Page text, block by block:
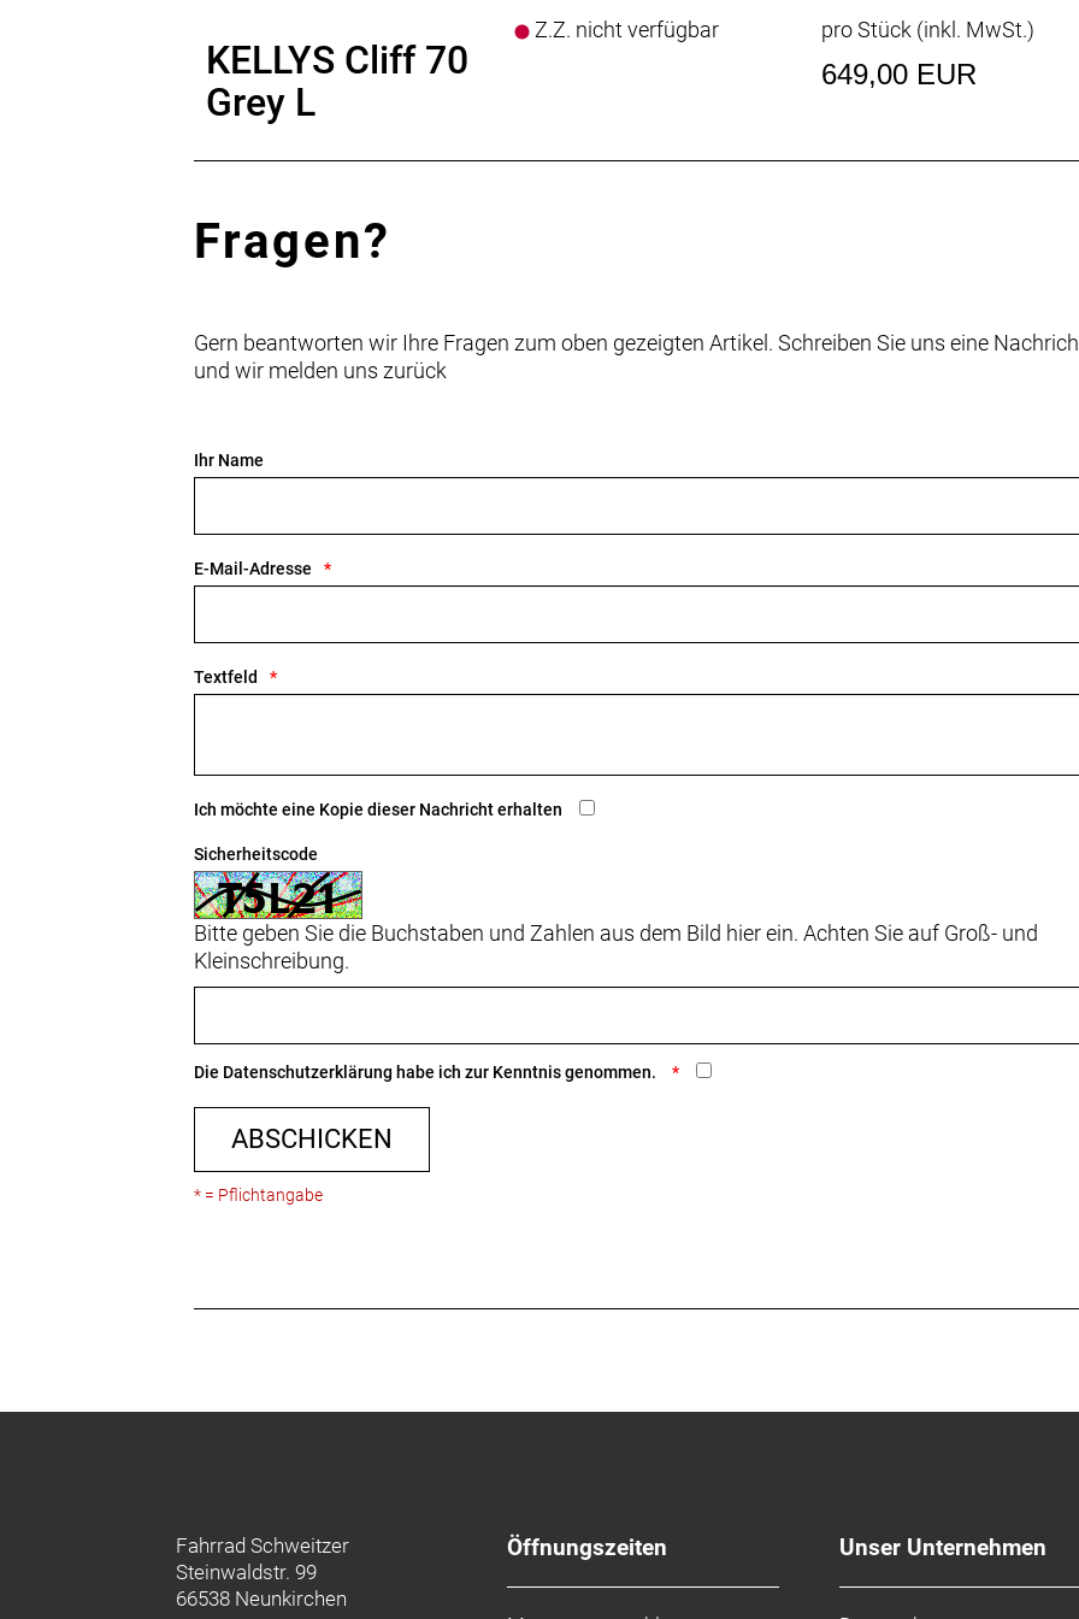
KELLYS Cliff 70
Grey L
Z.Z. nicht verfügbar pro Stück (inkl. MwSt.)
649,00 EUR
Fragen?
Gern beantworten wir Ihre Fragen zum oben gezeigten Artikel. Schreiben Sie uns eine
und wir melden uns zurück
Ihr Name
E-Mail-Adresse
Textfeld
Ich möchte eine Kopie dieser Nachricht erhalten
Sicherheitscode
Bitte geben Sie die Buchstaben und Zahlen aus dem Bild hier ein. Achten Sie auf Groß- und
Kleinschreibung.
Die Datenschutzerklärung habe ich zur Kenntnis genommen.
ABSCHICKEN
* = Pflichtangabe
Fahrrad Schweitzer
Steinwaldstr. 99
66538 Neunkirchen
Öffnungszeiten Unser Unternehmen